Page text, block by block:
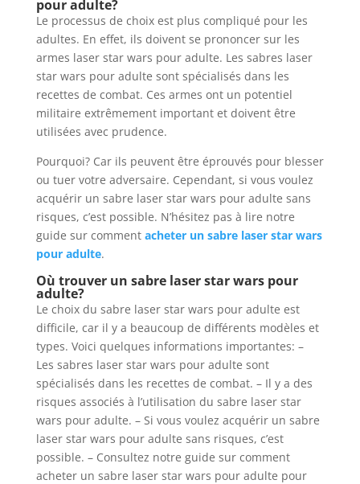
pour adulte?
Le processus de choix est plus compliqué pour les
adultes. En effet, ils doivent se prononcer sur les
armes laser star wars pour adulte. Les sabres laser
star wars pour adulte sont spécialisés dans les
recettes de combat. Ces armes ont un potentiel
militaire extrêmement important et doivent être
utilisées avec prudence.
Pourquoi? Car ils peuvent être éprouvés pour blesser
ou tuer votre adversaire. Cependant, si vous voulez
acquérir un sabre laser star wars pour adulte sans
risques, c’est possible. N’hésitez pas à lire notre
guide sur comment acheter un sabre laser star wars
pour adulte.
Où trouver un sabre laser star wars pour
adulte?
Le choix du sabre laser star wars pour adulte est
difficile, car il y a beaucoup de différents modèles et
types. Voici quelques informations importantes: –
Les sabres laser star wars pour adulte sont
spécialisés dans les recettes de combat. – Il y a des
risques associés à l’utilisation du sabre laser star
wars pour adulte. – Si vous voulez acquérir un sabre
laser star wars pour adulte sans risques, c’est
possible. – Consultez notre guide sur comment
acheter un sabre laser star wars pour adulte pour